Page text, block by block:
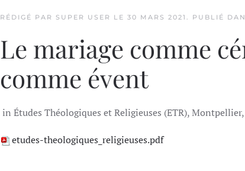
RÉDIGÉ PAR SUPER USER LE 30 MARS 2021 . PUBLIÉ
Le mariage comme
comme évent
in Études Théologiques et Religieuses (ETR),
etudes-theologiques_religieuses.pdf